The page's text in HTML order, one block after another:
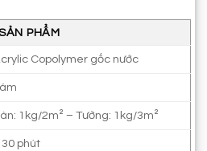
PHẨM
Copolymer gốc nước
1kg/2m² – Tường: 1kg/3m²
30 phút